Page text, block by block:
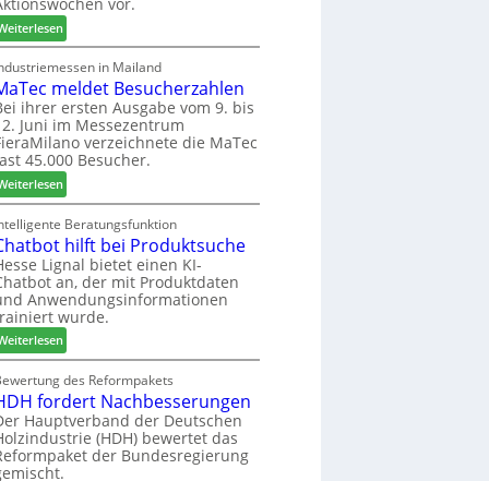
f
ü
h
r
e
r
n
ü
r
P
l
a
n
t
a
g
l
-
F
r
ä
s
e
r
u
n
d
-
V
e
r
b
i
n
d
e
r
:
W
e
C
a
r
e
-
A
k
t
i
o
n
s
w
o
c
h
e
n
2
0
2
in Mailand
meldet Besucherzahlen
ihrer ersten Ausgabe vom 9. bis
Juni im Messezentrum
verzeichnete die MaTec
45.000 Besucher.
:
M
a
T
e
c
m
e
l
d
e
t
B
e
s
u
Beratungsfunktion
hilft bei Produktsuche
Lignal bietet einen KI-
an, der mit Produktdaten
Anwendungsinformationen
wurde.
:
C
h
a
t
b
o
t
des Reformpakets
fordert Nachbesserungen
Hauptverband der Deutschen
(HDH) bewertet das
der Bundesregierung